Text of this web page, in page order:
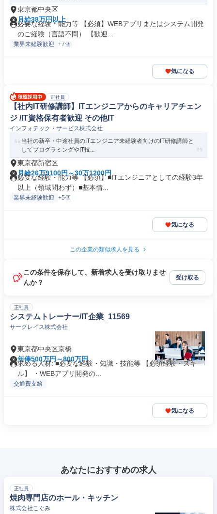
東京都中央区
月給38万円以上
必要な経験・能力等 【必須】WEBアプリまたはシステム開発
のご経験（言語不問） 【歓迎...
業界未経験歓迎 +7個
気になる
正社員
【社内IT研修講師】ITエンジニアからのキャリアチェン
ジ /IT資格保有者歓迎 その他IT
インフォテック・サービス株式会社
当社の新卒・中途社員のITエンジニア未経験者向けのIT研修講師と
してプログラミングやIT技...
東京都新宿区
月給26万9100円～30万1200円
必要な経験・能力等 【必須】■ITエンジニアとしての経験3年
以上（領域問わず）■基本情...
業界未経験歓迎 +5個
気になる
この企業の類似求人を見る
この条件を保存して、新着求人を受け取りませ
んか？
受け取る
正社員
システムトレーナー/IT企業_11569
サークレイス株式会社
東京都中央区京橋
年俸500万円～800万円
求める人材: ■必要な経験・知識・技能等 【必須経験・スキ
ル】 ・WEBアプリ開発の...
交通費支給
気になる
あなたにおすすめの求人
正社員
焼肉専門店のホール・キッチン
株式会社こぐみ